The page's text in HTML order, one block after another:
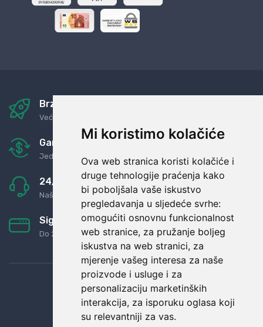
Mi koristimo kolačiće
Ova web stranica koristi kolačiće i
druge tehnologije praćenja kako
bi poboljšala vaše iskustvo
pregledavanja u sljedeće svrhe:
omogućiti osnovnu funkcionalnost
web stranice, za pružanje boljeg
iskustva na web stranici, za
mjerenje vašeg interesa za naše
proizvode i usluge i za
personalizaciju marketinških
interakcija, za isporuku oglasa koji
su relevantniji za vas.
Brza i sigurna dostava
Već za nekoliko dana kod vas
Garancija u povrat novaca
Jednostavno pravilo: Roba za novac
24/7 odlična podrška
Naši agenti uvijek na raspolaganju
Sigurno obročno plaćanje
Do 24 rata bez kamata